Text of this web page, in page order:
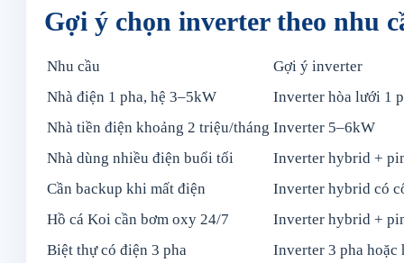
Gợi ý chọn inverter theo nhu
Nhu cầu
Gợi ý inverter
Nhà điện 1 pha, hệ 3–5kW
Inverter hòa lưới 1
Nhà tiền điện khoảng 2 triệu/tháng Inverter 5–6kW
Nhà dùng nhiều điện buổi tối
Inverter hybrid +
Cần backup khi mất điện
Inverter hybrid có
Hồ cá Koi cần bơm oxy 24/7
Inverter hybrid +
Biệt thự có điện 3 pha
Inverter 3 pha hoặc